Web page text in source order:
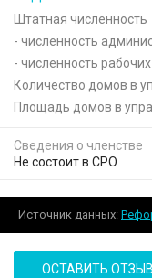
Штатная численность
- численность
- численность рабочих
Количество домов в
Площадь домов в
Сведения о членстве
Не состоит в СРО
Источник данных:
ОСТАВИТЬ ОТЗЫВ